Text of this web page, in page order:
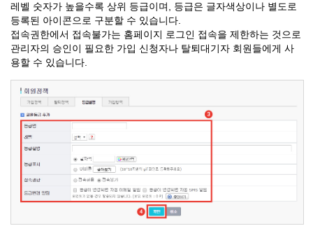
레벨 숫자가 높을수록 상위 등급이며, 등급은 글자색상이나 별도로
등록된 아이콘으로 구분할 수 있습니다.
접속권한에서 접속불가는 홈페이지 로그인 접속을 제한하는 것으로
관리자의 승인이 필요한 가입 신청자나 탈퇴대기자 회원들에게 사
용할 수 있습니다.